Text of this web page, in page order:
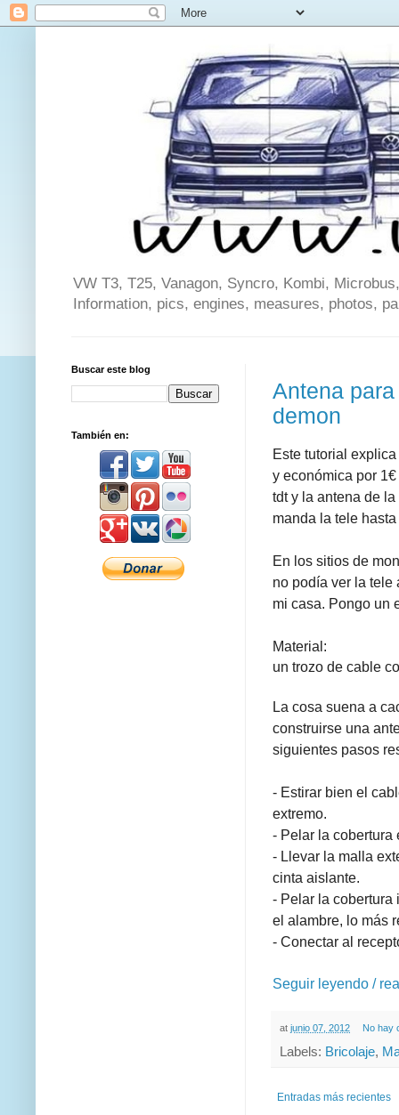
VW T3, T25, Vanagon, Syncro, Kombi,
Information, pics, engines, measures, photos,
Antena
demon
Este tutorial
y económica por
tdt y la antena de
manda la tele
En los sitios de
no podía ver la
mi casa. Pongo un
Material:
un trozo de cable
La cosa suena a
construirse una
siguientes pasos
- Estirar bien el
extremo.
- Pelar la cobertura
- Llevar la malla
cinta aislante.
- Pelar la cobertura
el alambre, lo más
- Conectar al
Seguir leyendo /
at junio 07, 2012 No hay
Labels: Bricolaje,
Entradas más recientes
Buscar este blog
También en: